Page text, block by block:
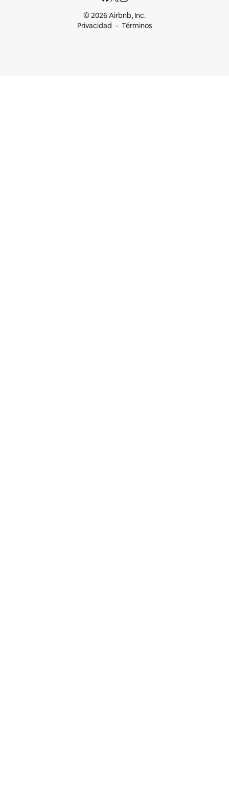
© 2026 Airbnb, Inc.
Privacidad
Términos